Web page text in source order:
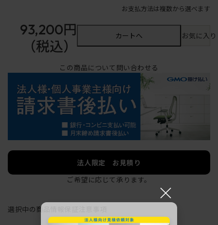
お支払方法は複数から選べます
93,200円
（税込）
カートへ お気に入
この商品について問い合わせる
法人限定 お見積り
ご希望に応じて承ります。
選択中の商品情報
×